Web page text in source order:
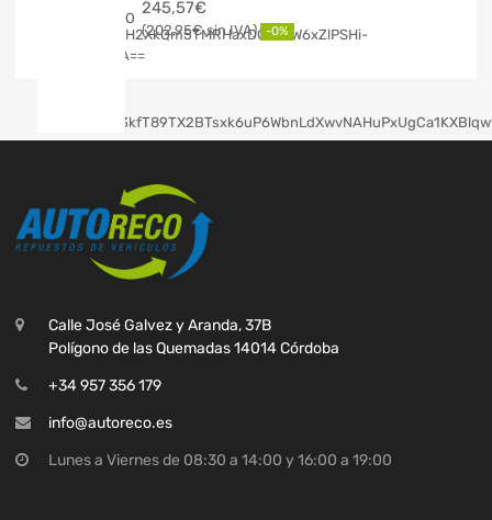
245,57€
202,95€ -0%
Calle José Galvez y Aranda, 37B
Polígono de las Quemadas 14014 Córdoba
+34 957 356 179
info@autoreco.es
Lunes a Viernes de 08:30 a 14:00 y 16:00 a 19:00